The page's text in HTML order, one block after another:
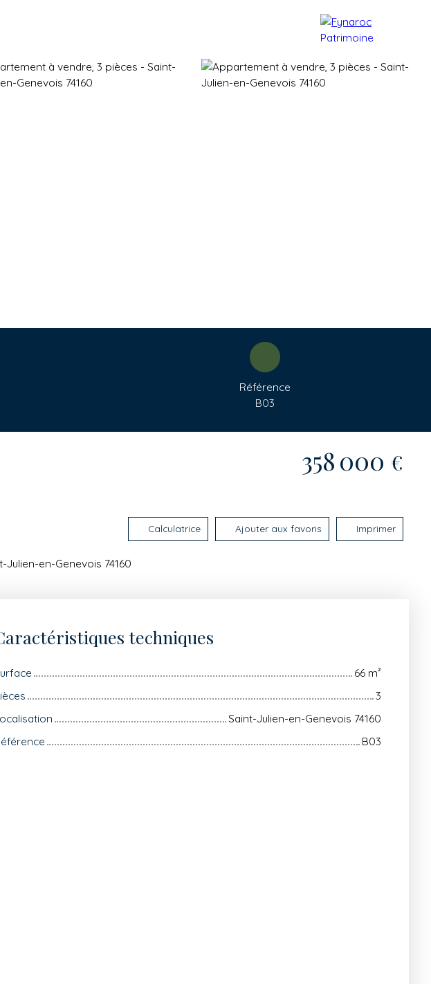
Vendre Gestion de patrimoine Actualités Contact
Référence
B03
358 000 €
Calculatrice Ajouter aux favoris Imprimer
en-Genevois 74160
techniques
66 m²
3
Saint-Julien-en-Genevois 74160
B03